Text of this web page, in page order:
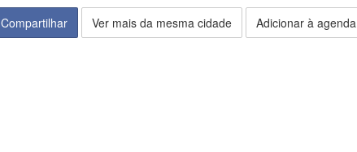
Compartilhar
Ver mais da mesma cidade Adicionar à agenda